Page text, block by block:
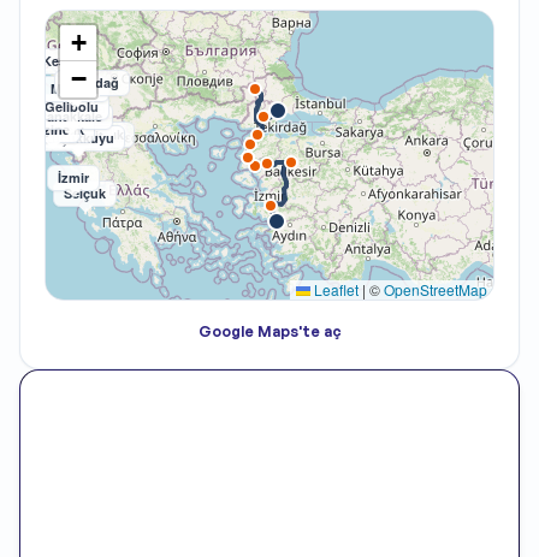
Selçuk
İzmir
Ayvalık
Edremit
Küçükkuyu
Ayvacık
Ezine
Çanakkale
Gelibolu
Keşan
Malkara
Tekirdağ
+
−
Leaflet | ©OpenStreetMap
Google Maps'te aç